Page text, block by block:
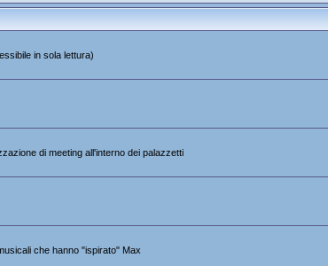
in sola lettura)
di meeting all'interno dei palazzetti
che hanno "ispirato" Max